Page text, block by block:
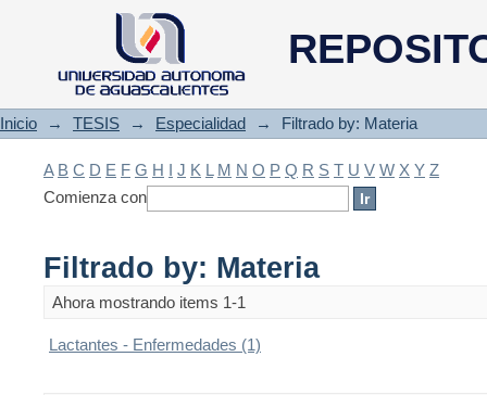
Filtrado by: Materia
Inicio → TESIS → Especialidad → Filtrado by: Materia
A B C D E F G H I J K L M N O P Q R S T U V W X Y Z
Comienza con
Filtrado by: Materia
Ahora mostrando items 1-1
Lactantes - Enfermedades (1)